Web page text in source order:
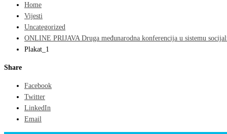
Home
Vijesti
Uncategorized
ONLINE PRIJAVA Druga međunarodna konferencija u sistemu
Plakat_1
Share
Facebook
Twitter
LinkedIn
Email